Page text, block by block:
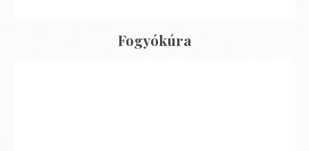
Fogyókúra